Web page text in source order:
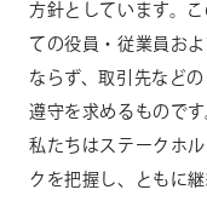
CONTACT
方針としています。
ての役員・従業員お
ならず、取引先など
遵守を求めるものです
私たちはステークホ
クを把握し、ともに